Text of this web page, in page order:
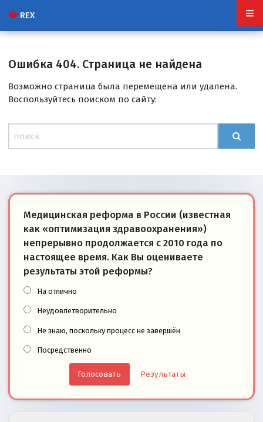
REX
Ошибка 404. Страница не найдена
Возможно страница была перемещена или удалена.
Воспользуйтесь поиском по сайту:
Медицинская реформа в России (известная
как «оптимизация здравоохранения»)
непрерывно продолжается с 2010 года по
настоящее время. Как Вы оцениваете
результаты этой реформы?
На отлично
Неудовлетворительно
Не знаю, поскольку процесс не завершён
Посредственно
Результаты